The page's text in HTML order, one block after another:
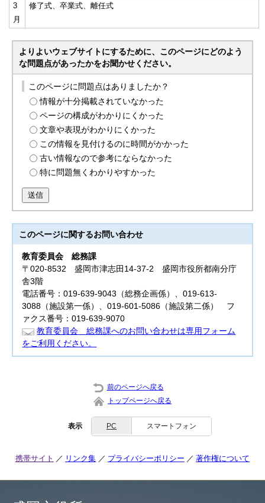
3
月
修了式、卒業式、離任式
よりよいウェブサイトにするために、このページにどのよう
な問題点があったかをお聞かせください。
このページに問題点はありましたか？
情報が十分掲載されていなかった
ページの構成がわかりにくかった
文章や表現がわかりにくかった
この情報を見付けるのに時間がかかった
古い情報なので参考にならなかった
特に問題無くわかりやすかった
送信
このページに関するお問い合わせ
教育委員会総務課
〒020-8532 盛岡市津志田14-37-2 盛岡市役所都南分庁
舎3階
電話番号：019-639-9043（総務企画係）、019-613-
3088（施設第一係）、019-601-5086（施設第二係） フ
ァクス番号：019-639-9070
教育委員会 総務課へのお問い合わせは専用フォーム
をご利用ください。
前のページへ戻る
トップページへ戻る
表示 PC スマートフォン
携帯サイト リンク集 プライバシーポリシー 著作権について